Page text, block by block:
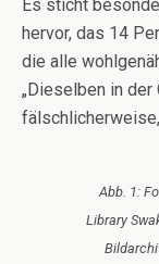
Es sticht
hervor, das 14
die alle
„Dieselben in
Abb. 1:
Library